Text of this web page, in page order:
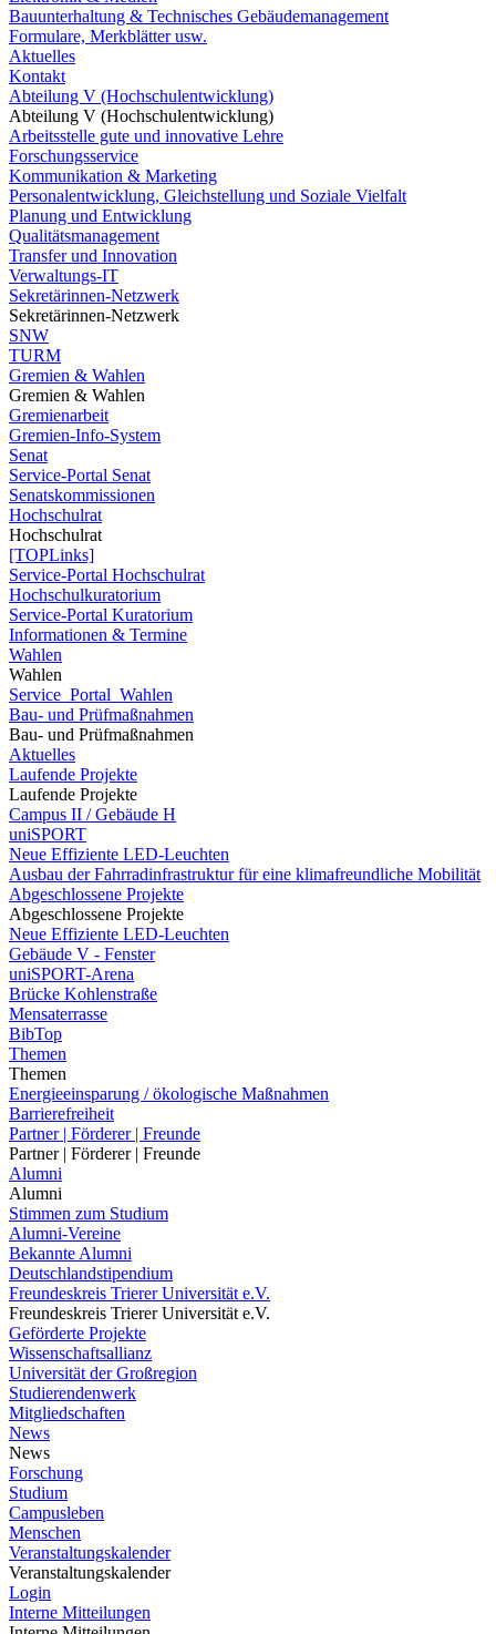
Bauunterhaltung & Technisches Gebäudemanagement
Formulare, Merkblätter usw.
Aktuelles
Kontakt
Abteilung V (Hochschulentwicklung)
Abteilung V (Hochschulentwicklung)
Arbeitsstelle gute und innovative Lehre
Forschungsservice
Kommunikation & Marketing
Personalentwicklung, Gleichstellung und Soziale Vielfalt
Planung und Entwicklung
Qualitätsmanagement
Transfer und Innovation
Verwaltungs-IT
Sekretärinnen-Netzwerk
Sekretärinnen-Netzwerk
SNW
TURM
Gremien & Wahlen
Gremien & Wahlen
Gremienarbeit
Gremien-Info-System
Senat
Service-Portal Senat
Senatskommissionen
Hochschulrat
Hochschulrat
[TOPLinks]
Service-Portal Hochschulrat
Hochschulkuratorium
Service-Portal Kuratorium
Informationen & Termine
Wahlen
Wahlen
Service_Portal_Wahlen
Bau- und Prüfmaßnahmen
Bau- und Prüfmaßnahmen
Aktuelles
Laufende Projekte
Laufende Projekte
Campus II / Gebäude H
uniSPORT
Neue Effiziente LED-Leuchten
Ausbau der Fahrradinfrastruktur für eine klimafreundliche Mobilität
Abgeschlossene Projekte
Abgeschlossene Projekte
Neue Effiziente LED-Leuchten
Gebäude V - Fenster
uniSPORT-Arena
Brücke Kohlenstraße
Mensaterrasse
BibTop
Themen
Themen
Energieeinsparung / ökologische Maßnahmen
Barrierefreiheit
Partner | Förderer | Freunde
Partner | Förderer | Freunde
Alumni
Alumni
Stimmen zum Studium
Alumni-Vereine
Bekannte Alumni
Deutschlandstipendium
Freundeskreis Trierer Universität e.V.
Freundeskreis Trierer Universität e.V.
Geförderte Projekte
Wissenschaftsallianz
Universität der Großregion
Studierendenwerk
Mitgliedschaften
News
News
Forschung
Studium
Campusleben
Menschen
Veranstaltungskalender
Veranstaltungskalender
Login
Interne Mitteilungen